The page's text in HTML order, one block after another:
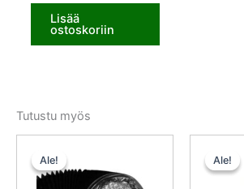
Lisää
ostoskoriin
Tutustu myös
Ale!
Ale!
Alkuperäinen
oli:
25,50 €.
Nykyinen
24,22 €.
Ale!
Ale!